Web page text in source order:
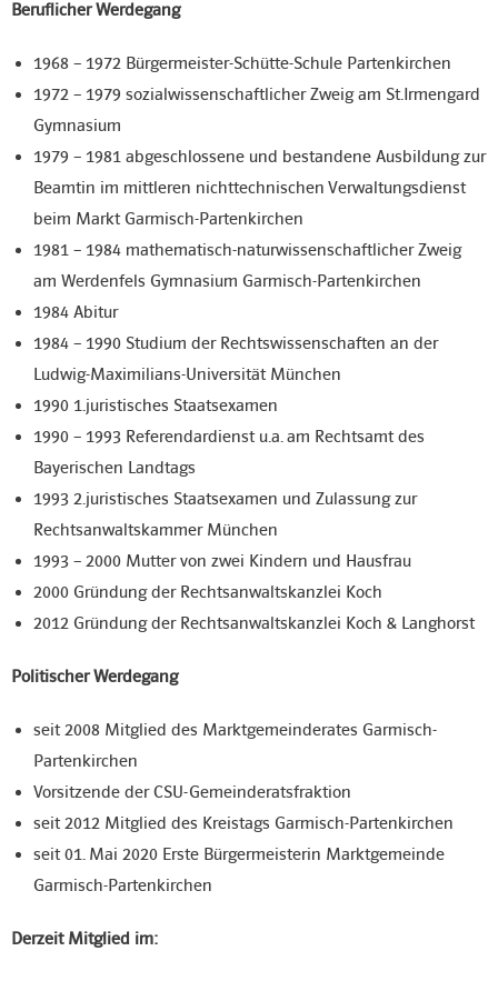
Kontakt & Spenden
Beruflicher Werdegang
1968 – 1972 Bürgermeister-Schütte-Schule Partenkirchen
1972 – 1979 sozialwissenschaftlicher Zweig am St.Irmengard
Gymnasium
1979 – 1981 abgeschlossene und bestandene Ausbildung zur
Beamtin im mittleren nichttechnischen Verwaltungsdienst
beim Markt Garmisch-Partenkirchen
1981 – 1984 mathematisch-naturwissenschaftlicher Zweig
am Werdenfels Gymnasium Garmisch-Partenkirchen
1984 Abitur
1984 – 1990 Studium der Rechtswissenschaften an der
Ludwig-Maximilians-Universität München
1990 1.juristisches Staatsexamen
1990 – 1993 Referendardienst u.a. am Rechtsamt des
Bayerischen Landtags
1993 2.juristisches Staatsexamen und Zulassung zur
Rechtsanwaltskammer München
1993 – 2000 Mutter von zwei Kindern und Hausfrau
2000 Gründung der Rechtsanwaltskanzlei Koch
2012 Gründung der Rechtsanwaltskanzlei Koch & Langhorst
Politischer Werdegang
seit 2008 Mitglied des Marktgemeinderates Garmisch-
Partenkirchen
Vorsitzende der CSU-Gemeinderatsfraktion
seit 2012 Mitglied des Kreistags Garmisch-Partenkirchen
seit 01. Mai 2020 Erste Bürgermeisterin Marktgemeinde
Garmisch-Partenkirchen
Derzeit Mitglied im: